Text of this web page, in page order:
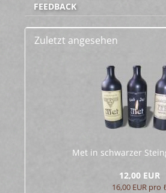
FEEDBACK
Zuletzt angesehen
Met in schwar­zer
12,00 EUR
16,00 EUR pro ℓ